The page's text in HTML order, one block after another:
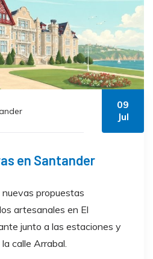
09
Jul
en Santander
propuestas
artesanales en El
junto a las estaciones y
calle Arrabal.